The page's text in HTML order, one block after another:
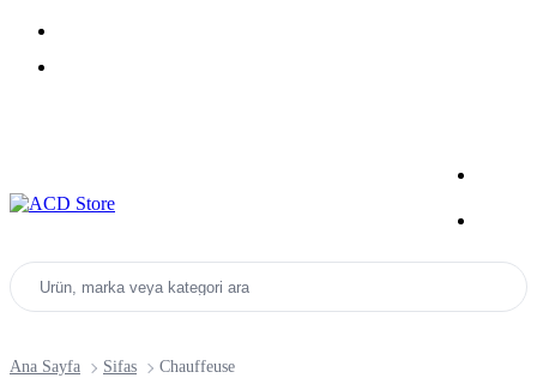
Ürün, marka veya kategori ara
Ana Sayfa Sifas Chauffeuse